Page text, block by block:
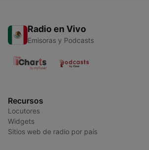
Radio en Vivo
Emisoras y Podcasts
Recursos
Locutores
Widgets
Sitios web de radio por país